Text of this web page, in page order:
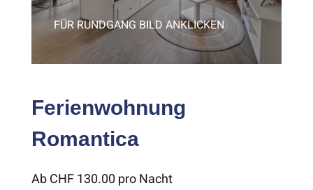
FÜR RUNDGANG BILD ANKLICKEN
Ferienwohnung
Romantica
Ab CHF 130.00 pro Nacht